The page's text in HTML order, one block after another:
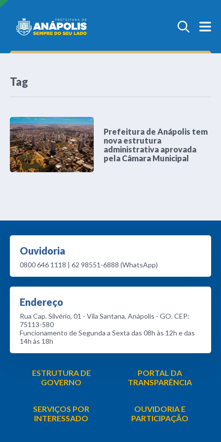
Tag
Prefeitura de Anápolis tem
nova estrutura
administrativa aprovada
pela Câmara Municipal
Ouvidoria
0800 646 1118 | 62 98551-6888 (WhatsApp)
Endereço
Rua Cap. Silvério, 01 - Vila Santana, Anápolis - GO. CEP:
75113-580
Funcionamento de Segunda a Sexta das 08h às 12h e das
14h às 18h
ESTRUTURA DE
GOVERNO
PORTAL DA
TRANSPARÊNCIA
SERVIÇOS POR
INTERESSADO
OUVIDORIA E
PARTICIPAÇÃO